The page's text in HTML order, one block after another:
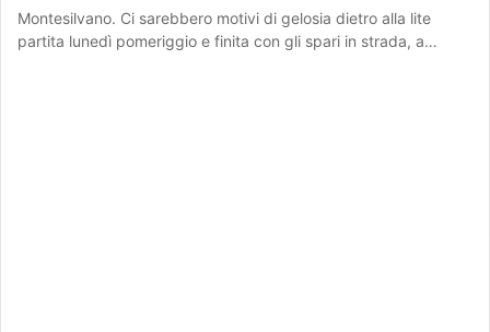
Montesilvano. Ci sarebbero motivi di gelosia dietro alla lite
partita lunedì pomeriggio e finita con gli spari in strada, a…